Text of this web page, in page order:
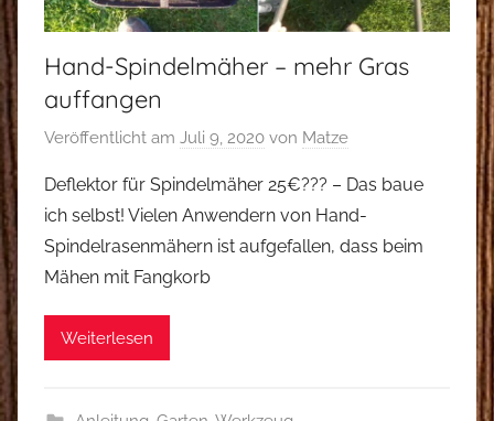
Hand-Spindelmäher – mehr Gras
auffangen
Veröffentlicht am Juli 9, 2020 von Matze
Deflektor für Spindelmäher 25€??? – Das baue
ich selbst! Vielen Anwendern von Hand-
Spindelrasenmähern ist aufgefallen, dass beim
Mähen mit Fangkorb
Weiterlesen